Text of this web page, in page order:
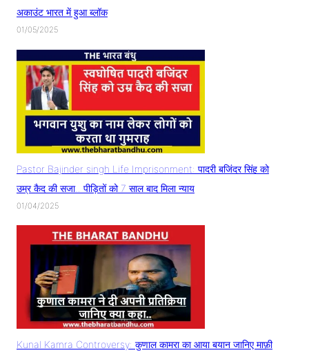
अकाउंट भारत में हुआ ब्लॉक
01/05/2025
Pastor Bajinder singh Life Imprisonment: पादरी बजिंदर सिंह को
उम्र कैद की सजा.. पीड़ितों को 7 साल बाद मिला न्याय
01/04/2025
Kunal Kamra Controversy: कुणाल कामरा का आया बयान जानिए माफ़ी